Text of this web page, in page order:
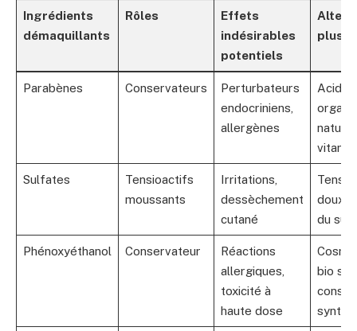
Ingrédients
démaquillants
Rôles
Effets
indésirables
potentiels
plus
Parabènes Conservateurs
Perturbateurs
endocriniens,
allergènes
Acides
Sulfates
Tensioactifs
moussants
Irritations,
dessèchement
cutané
doux,
du
Phénoxyéthanol Conservateur
Réactions
allergiques,
toxicité à
haute dose
bio